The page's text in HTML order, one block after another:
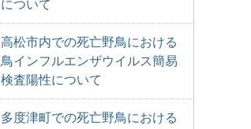
について
高松市内での死亡野鳥における
鳥インフルエンザウイルス簡易
検査陽性について
多度津町での死亡野鳥における